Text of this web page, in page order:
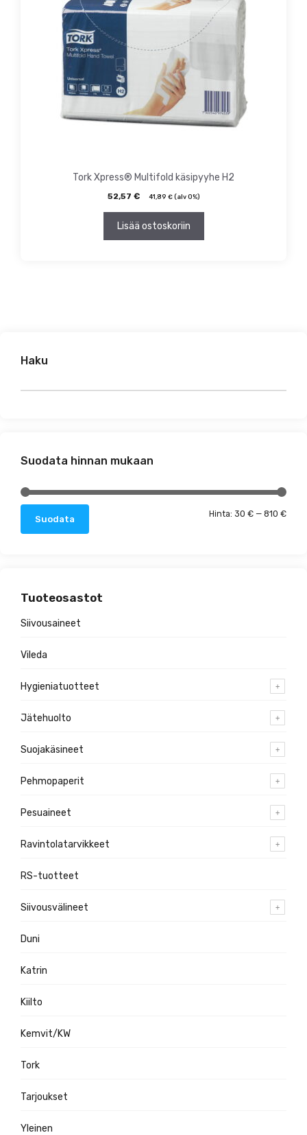
Tork Xpress® Multifold käsipyyhe H2
52,57 € 41,89 €(alv 0%)
Lisää ostoskoriin
Haku
Suodata hinnan mukaan
Suodata Hinta: 30 € — 810 €
Tuoteosastot
Siivousaineet
Vileda
Hygieniatuotteet
Jätehuolto
Suojakäsineet
Pehmopaperit
Pesuaineet
Ravintolatarvikkeet
RS-tuotteet
Siivousvälineet
Duni
Katrin
Kiilto
Kemvit/KW
Tork
Tarjoukset
Yleinen